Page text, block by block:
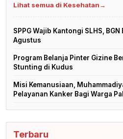
Lihat semua di Kesehatan→
SPPG Wajib Kantongi SLHS,
Agustus
Program Belanja Pinter Gizine
Stunting di Kudus
Misi Kemanusiaan,
Pelayanan Kanker Bagi Warga
Terbaru